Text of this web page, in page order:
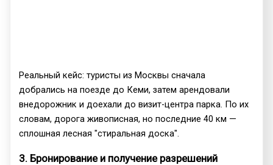
Реальный кейс: туристы из Москвы сначала
добрались на поезде до Кеми, затем арендовали
внедорожник и доехали до визит-центра парка. По их
словам, дорога живописная, но последние 40 км —
сплошная лесная "стиральная доска".
3. Бронирование и получение разрешений